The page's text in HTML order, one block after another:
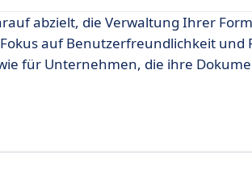
abzielt, die Verwaltung Ihrer
auf Benutzerfreundlichkeit und
für Unternehmen, die ihre